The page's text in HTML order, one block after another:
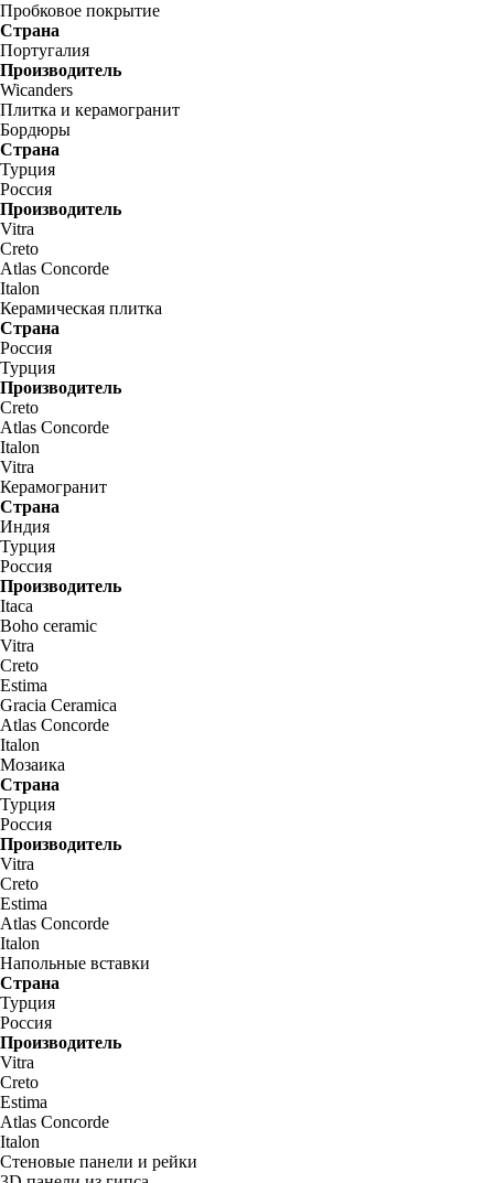
Пробковое покрытие
Страна
Португалия
Производитель
Wicanders
Плитка и керамогранит
Бордюры
Страна
Турция
Россия
Производитель
Vitra
Creto
Atlas Concorde
Italon
Керамическая плитка
Страна
Россия
Турция
Производитель
Creto
Atlas Concorde
Italon
Vitra
Керамогранит
Страна
Индия
Турция
Россия
Производитель
Itaca
Boho ceramic
Vitra
Creto
Estima
Gracia Ceramica
Atlas Concorde
Italon
Мозаика
Страна
Турция
Россия
Производитель
Vitra
Creto
Estima
Atlas Concorde
Italon
Напольные вставки
Страна
Турция
Россия
Производитель
Vitra
Creto
Estima
Atlas Concorde
Italon
Стеновые панели и рейки